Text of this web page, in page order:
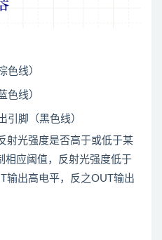
色线）
色线）
引脚（黑色线）
射光强度是否高于或低于某
相应阈值，反射光强度低于
输出高电平，反之OUT输出